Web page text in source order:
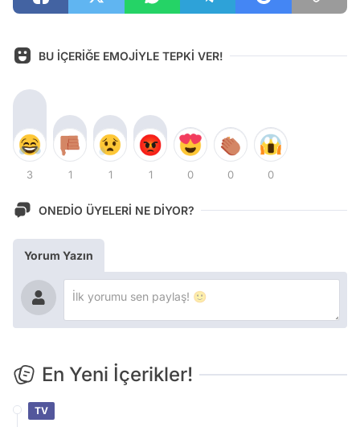
BU İÇERİĞE EMOJİYLE TEPKİ VER!
3 1 1 1 0 0 0
ONEDİO ÜYELERİ NE DİYOR?
Yorum Yazın
En Yeni İçerikler!
TV